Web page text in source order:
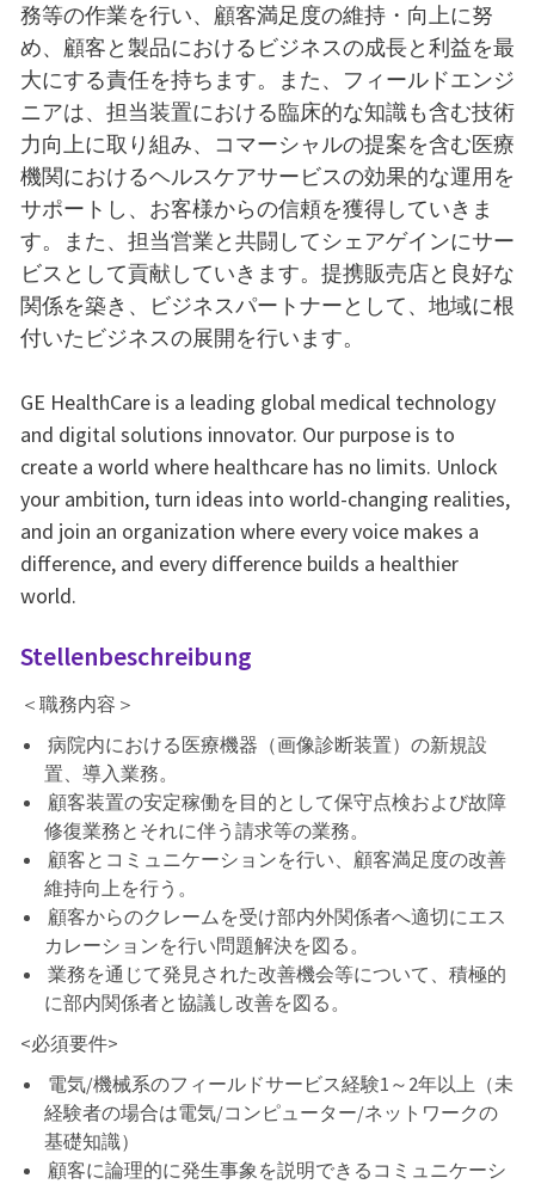
務等の作業を行い、顧客満足度の維持・向上に努
め、顧客と製品におけるビジネスの成長と利益を最
大にする責任を持ちます。また、フィールドエンジ
ニアは、担当装置における臨床的な知識も含む技術
力向上に取り組み、コマーシャルの提案を含む医療
機関におけるヘルスケアサービスの効果的な運用を
サポートし、お客様からの信頼を獲得していきま
す。また、担当営業と共闘してシェアゲインにサー
ビスとして貢献していきます。提携販売店と良好な
関係を築き、ビジネスパートナーとして、地域に根
付いたビジネスの展開を行います。
GE HealthCare is a leading global medical technology
and digital solutions innovator. Our purpose is to
create a world where healthcare has no limits. Unlock
your ambition, turn ideas into world-changing realities,
and join an organization where every voice makes a
difference, and every difference builds a healthier
world.
Stellenbeschreibung
＜職務内容＞
病院内における医療機器（画像診断装置）の新規設
置、導入業務。
顧客装置の安定稼働を目的として保守点検および故障
修復業務とそれに伴う請求等の業務。
顧客とコミュニケーションを行い、顧客満足度の改善
維持向上を行う。
顧客からのクレームを受け部内外関係者へ適切にエス
カレーションを行い問題解決を図る。
業務を通じて発見された改善機会等について、積極的
に部内関係者と協議し改善を図る。
<必須要件>
電気/機械系のフィールドサービス経験1～2年以上（未
経験者の場合は電気/コンピューター/ネットワークの
基礎知識）
顧客に論理的に発生事象を説明できるコミュニケーシ